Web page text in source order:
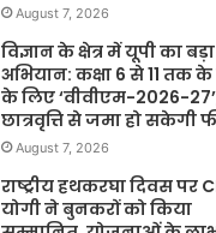
August 7, 2026
विज्ञान के क्षेत्र में यूपी का बड़ा
अभियान: कक्षा 6 से 11 तक के
के लिए ‘वीवीएम-2026-
छात्रवृत्ति से जमा हो सकेगी
August 7, 2026
राष्ट्रीय हथकरघा दिवस पर
योगी ने बुनकरों को किया